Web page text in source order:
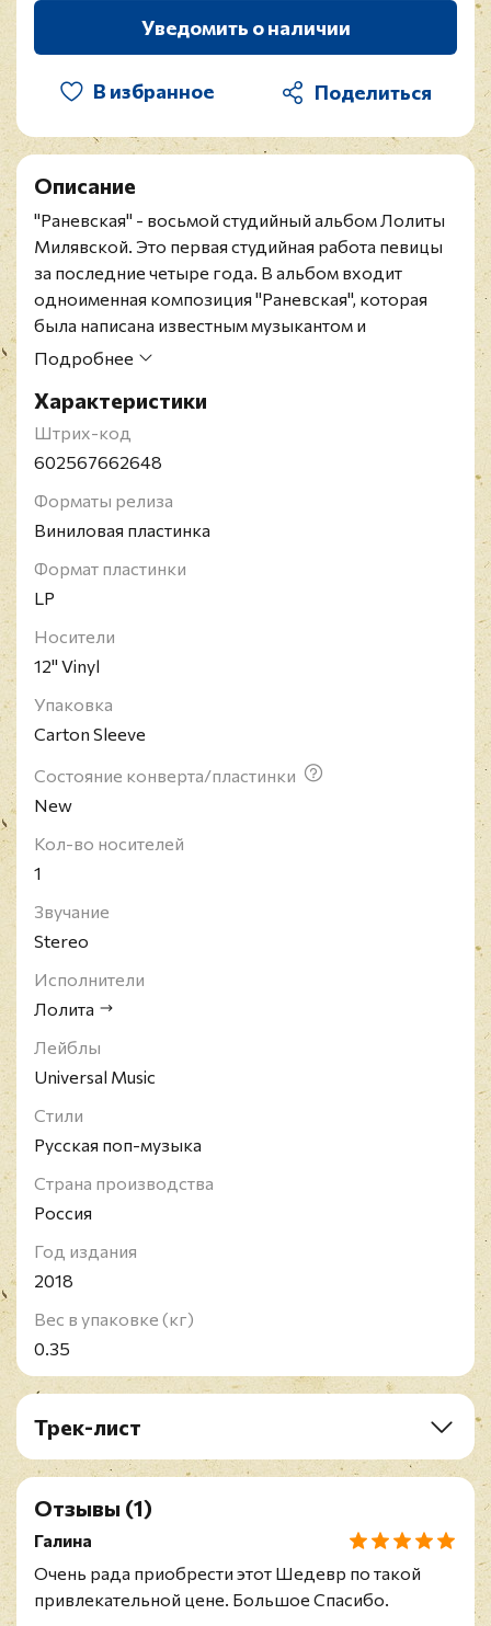
Уведомить о наличии
В избранное
Описание
"Раневская" - восьмой студийный альбом Лолиты
Милявской. Это первая студийная работа певицы
за последние четыре года. В альбом входит
одноименная композиция "Раневская", которая
была написана известным музыкантом и
продюсером, участником группы "Винтаж"
Лолита Марковна Милявская - советская и
российская эстрадная певица, актриса,
телеведущая, режиссёр. Лауреат национальной
"Ведущий ток-шоу" за ток-шоу "Лолита. Без
комплексов" на Первом канале.
Подробнее
Характеристики
Штрих-код
602567662648
Форматы релиза
Виниловая пластинка
Формат пластинки
LP
Носители
12" Vinyl
Упаковка
Carton Sleeve
Состояние конверта/пластинки
New
Кол-во носителей
1
Звучание
Stereo
Исполнители
Лолита
Лейблы
Universal Music
Стили
Русская поп-музыка
Страна производства
Россия
Год издания
2018
Вес в упаковке (кг)
0.35
Трек-лист
A1. На Титанике
A2. Правде в глаза
A3. Намисто (Ожерелье)
A4. Таксисты
A6. Раневская
B1. Ты моё море
Отзывы (1)
Галина
Очень рада приобрести этот Шедевр по такой
привлекательной цене. Большое Спасибо.